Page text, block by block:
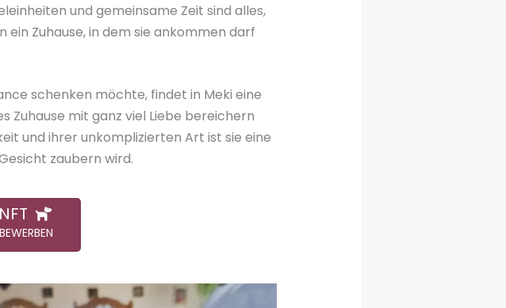
und gemeinsame Zeit sind alles,
ein Zuhause, in dem sie ankommen darf
schenken möchte, findet in Meki eine
Zuhause mit ganz viel Liebe bereichern
und ihrer unkomplizierten Art ist sie eine
zaubern wird.